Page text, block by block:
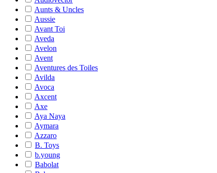
Aunts & Uncles
Aussie
Avant Toi
Aveda
Avelon
Avent
Aventures des Toiles
Avilda
Avoca
Axcent
Axe
Aya Naya
Aymara
Azzaro
B. Toys
b.young
Babolat